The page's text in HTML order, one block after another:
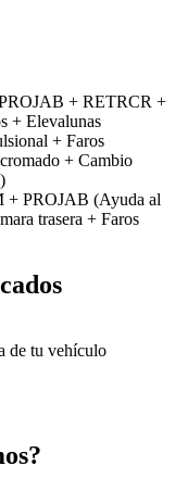
+ RETRCR +
+ Elevalunas
+ Faros
+ Cambio
+ PROJAB (Ayuda al
trasera + Faros
de tu vehículo